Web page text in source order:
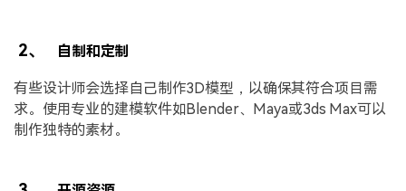
2、 自制和定制
有些设计师会选择自己制作3D模型，以确保其符合项目需
求。使用专业的建模软件如Blender、Maya或3ds Max可以
制作独特的素材。